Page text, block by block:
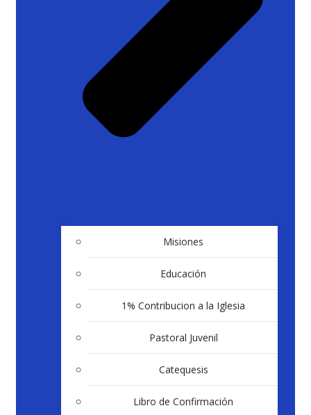
Misiones
Educación
1% Contribucion a la Iglesia
Pastoral Juvenil
Catequesis
Libro de Confirmación